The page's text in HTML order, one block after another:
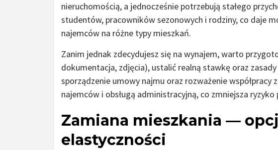
nieruchomością, a jednocześnie potrzebują stałego
studentów, pracowników sezonowych i rodziny, co daje
najemców na różne typy mieszkań.
Zanim jednak zdecydujesz się na wynajem, warto
dokumentacja, zdjęcia), ustalić realną stawkę oraz
sporządzenie umowy najmu oraz rozważenie współpracy
najemców i obsługą administracyjną, co zmniejsza
Zamiana mieszkania —
elastyczności